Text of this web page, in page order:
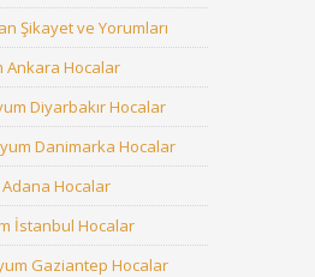
Şikayet ve Yorumları
Ankara Hocalar
Diyarbakır Hocalar
Danimarka Hocalar
Hocalar
İstanbul Hocalar
Gaziantep Hocalar